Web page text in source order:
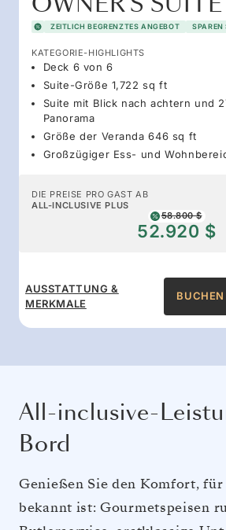
ZEITLICH BEGRENZTES ANGEBOT SPAREN
KATEGORIE-HIGHLIGHTS
Deck 6 von 6
Suite-Größe 1,722 sq ft
Suite mit Blick nach achtern und
Panorama
Größe der Veranda 646 sq ft
Großzügiger Ess- und
DIE PREISE PRO GAST AB
ALL-INCLUSIVE PLUS
58.800 $
52.920 $
AUSSTATTUNG &
MERKMALE
BUCHEN
All-inclusive-
Bord
Genießen Sie den Komfort, für
bekannt ist: Gourmetspeisen